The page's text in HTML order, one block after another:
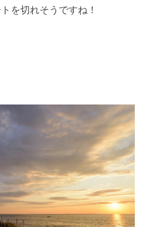
を切れそうですね！